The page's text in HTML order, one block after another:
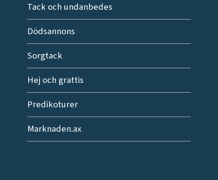
Tack och undanbedes
Dödsannons
Sorgtack
Hej och grattis
Predikoturer
Marknaden.ax